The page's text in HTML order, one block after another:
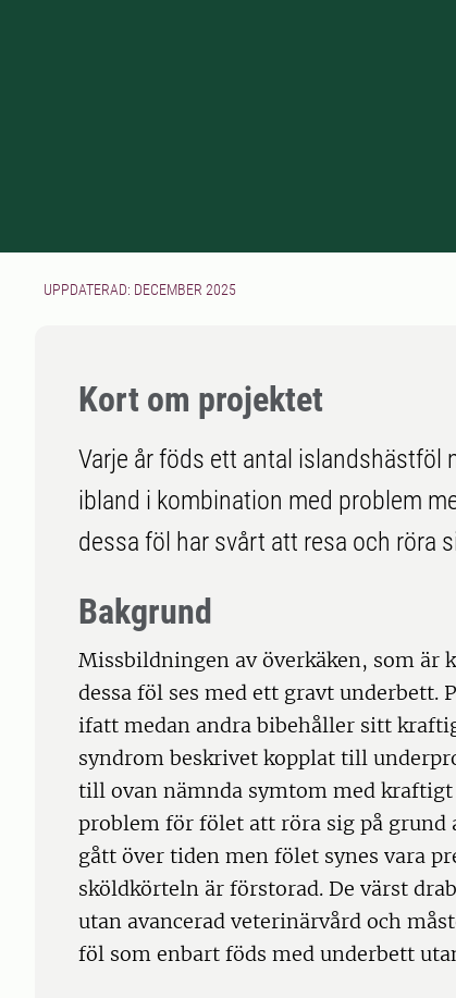
UPPDATERAD: DECEMBER 2025
Kort om projektet
Varje år föds ett antal islandshästföl
ibland i kombination med problem
dessa föl har svårt att resa och röra
Bakgrund
Missbildningen av överkäken, som är
dessa föl ses med ett gravt underbett.
ifatt medan andra bibehåller sitt
syndrom beskrivet kopplat till
till ovan nämnda symtom med
problem för fölet att röra sig på grund
gått över tiden men fölet synes vara
sköldkörteln är förstorad. De värst
utan avancerad veterinärvård och
föl som enbart föds med underbett